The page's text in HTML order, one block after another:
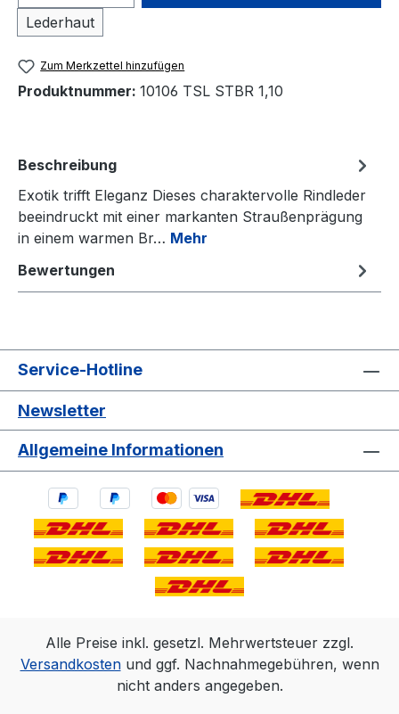
Lederhaut
Zum Merkzettel hinzufügen
Produktnummer: 10106 TSL STBR 1,10
Beschreibung
Exotik trifft Eleganz Dieses charaktervolle Rindleder
beeindruckt mit einer markanten Straußenprägung
in einem warmen Br… Mehr
Bewertungen
Service-Hotline
Newsletter
Allgemeine Informationen
Alle Preise inkl. gesetzl. Mehrwertsteuer zzgl.
Versandkostenund ggf. Nachnahmegebühren, wenn
nicht anders angegeben.